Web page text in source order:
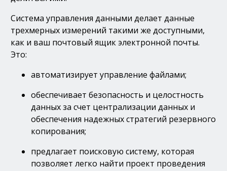
Система управления данными делает данные
трехмерных измерений такими же доступными,
как и ваш почтовый ящик электронной почты.
Это:
автоматизирует управление файлами;
обеспечивает безопасность и целостность
данных за счет централизации данных и
обеспечения надежных стратегий резервного
копирования;
предлагает поисковую систему, которая
позволяет легко найти проект проведения